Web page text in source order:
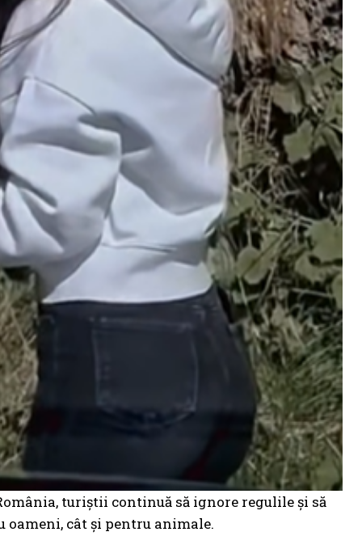
turiștii continuă să ignore regulile și să
oameni, cât și pentru animale.